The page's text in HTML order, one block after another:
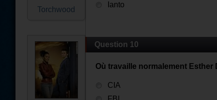
Torchwood
Ianto
Question 10
Où travaille normalement
CIA